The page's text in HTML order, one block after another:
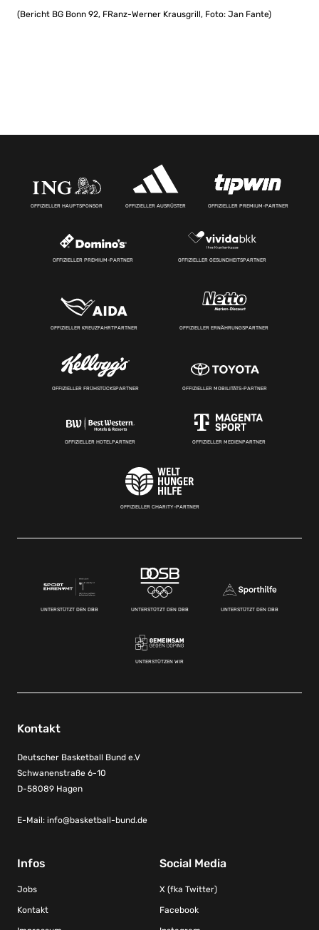
(Bericht BG Bonn 92, FRanz-Werner Krausgrill, Foto: Jan Fante)
OFFIZIELLER HAUPTSPONSOR OFFIZIELLER AUSRÜSTER OFFIZIELLER PREMIUM-PARTNER
OFFIZIELLER PREMIUM-PARTNER OFFIZIELLER GESUNDHEITSPARTNER
OFFIZIELLER KREUZFAHRTPARTNER OFFIZIELLER ERNÄHRUNGSPARTNER
OFFIZIELLER FRÜHSTÜCKSPARTNER OFFIZIELLER MOBILITÄTS-PARTNER
OFFIZIELLER HOTELPARTNER OFFIZIELLER MEDIENPARTNER
OFFIZIELLER CHARITY-PARTNER
UNTERSTÜTZT DEN DBB UNTERSTÜTZT DEN DBB UNTERSTÜTZT DEN DBB
UNTERSTÜTZEN WIR
Kontakt
Deutscher Basketball Bund e.V
Schwanenstraße 6-10
D-58089 Hagen
E-Mail: info@basketball-bund.de
Infos
Jobs
Kontakt
Social Media
X (fka Twitter)
Facebook